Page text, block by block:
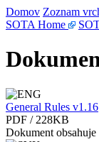
Domov Zoznam
SOTA Home
General Rules v1.16
PDF / 228KB
Dokument